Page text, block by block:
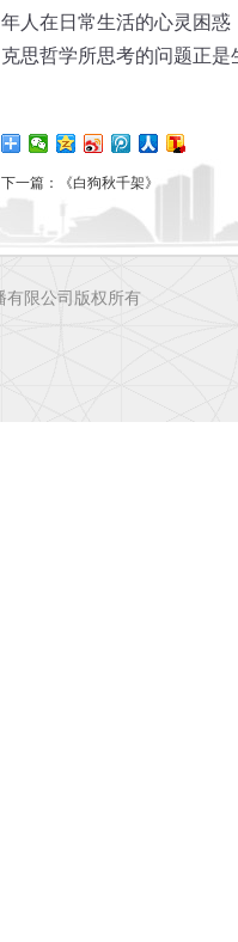
年人在日常生活的心灵困
克思哲学所思考的问题正
下一篇： 《白狗秋千架》
限公司版权所有